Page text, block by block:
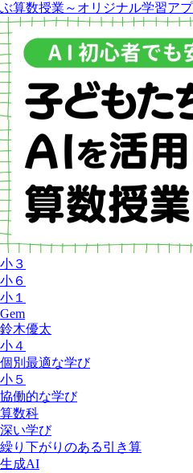
ぶ算数授業～オリジナル学習ア
小３
小６
小１
Gem
鈴木優太
小４
個別最適な学び
小５
協働的な学び
算数科
深い学び
繰り下がりのある引き算
生成AI